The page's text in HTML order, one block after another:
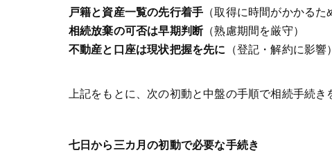
戸籍と資産一覧の先行着手 （取得に時間がかかるた
相続放棄の可否は早期判断 （熟慮期間を厳守）
不動産と口座は現状把握を先に （登記・解約に影響）
上記をもとに、次の初動と中盤の手順で相続手続き
七日から三カ月の初動で必要な手続き